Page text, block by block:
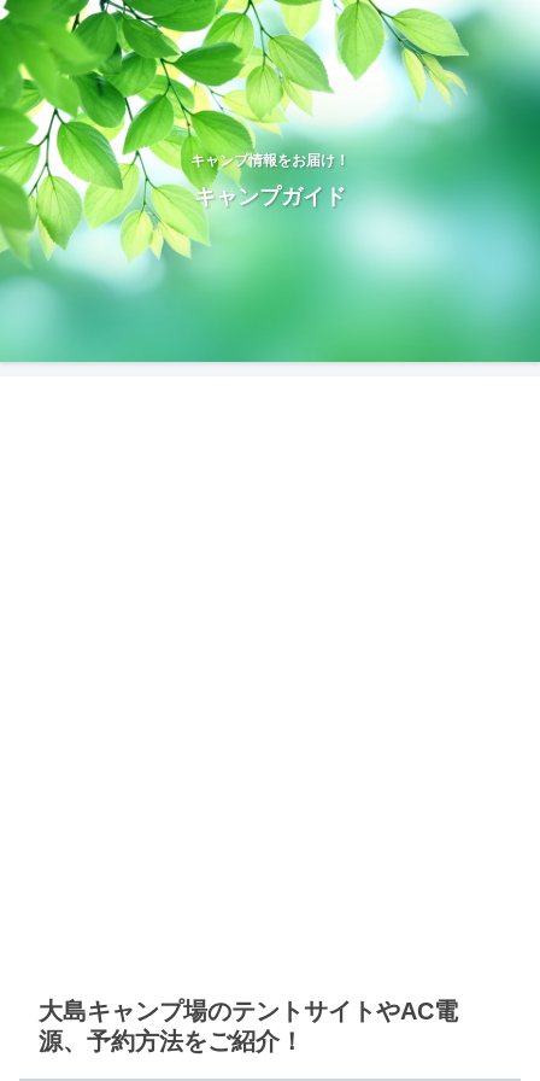
キャンプ情報をお届け！
キャンプガイド
大島キャンプ場のテントサイトやAC電
源、予約方法をご紹介！